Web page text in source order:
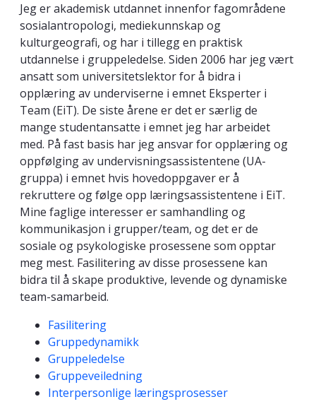
Jeg er akademisk utdannet innenfor fagområdene
sosialantropologi, mediekunnskap og
kulturgeografi, og har i tillegg en praktisk
utdannelse i gruppeledelse. Siden 2006 har jeg vært
ansatt som universitetslektor for å bidra i
opplæring av underviserne i emnet Eksperter i
Team (EiT). De siste årene er det er særlig de
mange studentansatte i emnet jeg har arbeidet
med. På fast basis har jeg ansvar for opplæring og
oppfølging av undervisningsassistentene (UA-
gruppa) i emnet hvis hovedoppgaver er å
rekruttere og følge opp læringsassistentene i EiT.
Mine faglige interesser er samhandling og
kommunikasjon i grupper/team, og det er de
sosiale og psykologiske prosessene som opptar
meg mest. Fasilitering av disse prosessene kan
bidra til å skape produktive, levende og dynamiske
team-samarbeid.
Kompetanseord
Fasilitering
Gruppedynamikk
Gruppeledelse
Gruppeveiledning
Interpersonlige læringsprosesser